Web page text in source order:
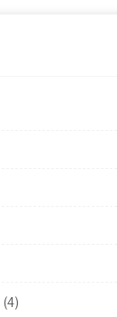
(4)